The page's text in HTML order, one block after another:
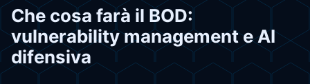
Che cosa farà il BOD:
vulnerability management e AI
difensiva